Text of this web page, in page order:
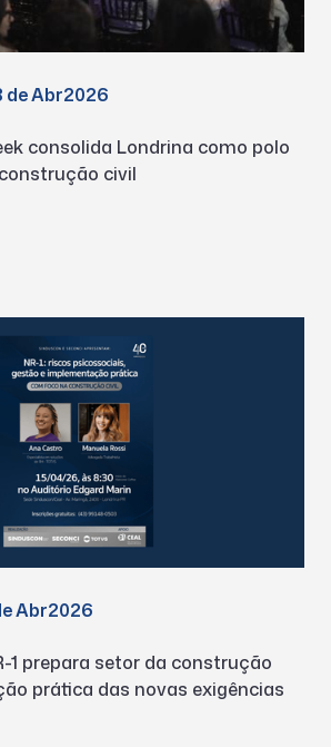
de Abr2026
consolida Londrina como polo
civil
Abr2026
1 prepara setor da construção
prática das novas exigências